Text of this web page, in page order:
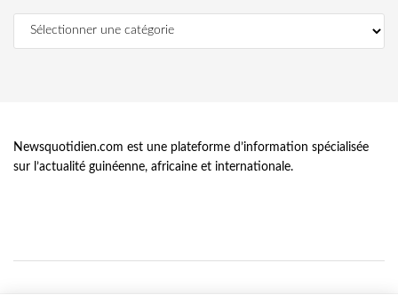
Newsquotidien.com est une plateforme d’information spécialisée
sur l’actualité guinéenne, africaine et internationale.